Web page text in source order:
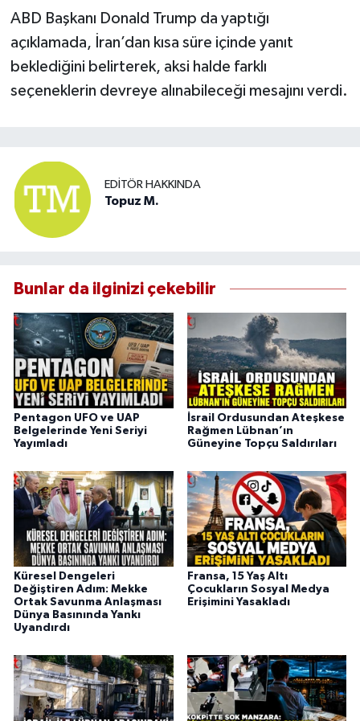
ABD Başkanı Donald Trump da yaptığı
açıklamada, İran’dan kısa süre içinde yanıt
beklediğini belirterek, aksi halde farklı
seçeneklerin devreye alınabileceği mesajını verdi.
EDITÖR HAKKINDA
Topuz M.
Bunlar da ilginizi çekebilir
Pentagon UFO ve UAP
Belgelerinde Yeni Seriyi
Yayımladı
İsrail Ordusundan Ateşkese
Rağmen Lübnan’ın
Güneyine Topçu Saldırıları
Küresel Dengeleri
Değiştiren Adım: Mekke
Ortak Savunma Anlaşması
Dünya Basınında Yankı
Uyandırdı
Fransa, 15 Yaş Altı
Çocukların Sosyal Medya
Erişimini Yasakladı